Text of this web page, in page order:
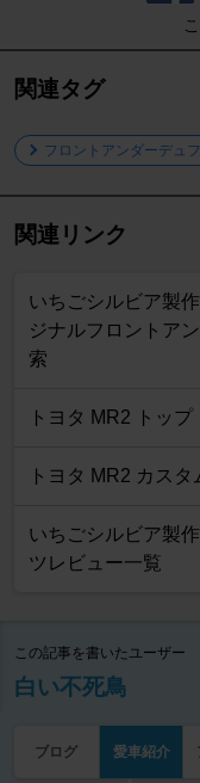
関連タグ
フロントアンダーデュ
関連リンク
いちごシルビア製
ジナルフロントア
索
トヨタ MR2 トップ
トヨタ MR2 カスタ
いちごシルビア製
ツレビュー一覧
この記事を書いたユーザー
白い不死鳥
ブログ 愛車紹介